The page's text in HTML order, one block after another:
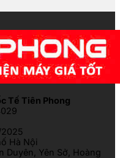
Tế Tiên Phong
Hà Nội
Duyên, Yên Sở, Hoàng